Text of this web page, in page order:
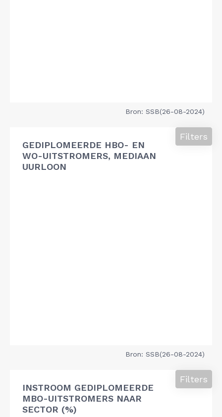
Bron: SSB(26-08-2024)
GEDIPLOMEERDE HBO- EN
WO-UITSTROMERS, MEDIAAN
UURLOON
Filters
Bron: SSB(26-08-2024)
INSTROOM GEDIPLOMEERDE
MBO-UITSTROMERS NAAR
SECTOR (%)
Filters